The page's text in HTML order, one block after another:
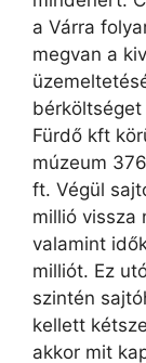
a Várra
megvan a
Fürdő kft
múzeum
ft. Végül
millió vissza
valamint
milliót. Ez
szintén
kellett
akkor mit